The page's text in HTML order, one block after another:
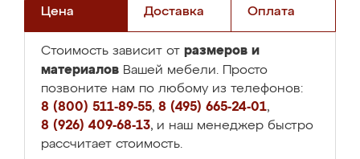
Цена Доставка Оплата
Стоимость зависит от размеров и
материалов Вашей мебели. Просто
позвоните нам по любому из телефонов:
8 (800) 511-89-55, 8 (495) 665-24-01,
8 (926) 409-68-13, и наш менеджер быстро
рассчитает стоимость.